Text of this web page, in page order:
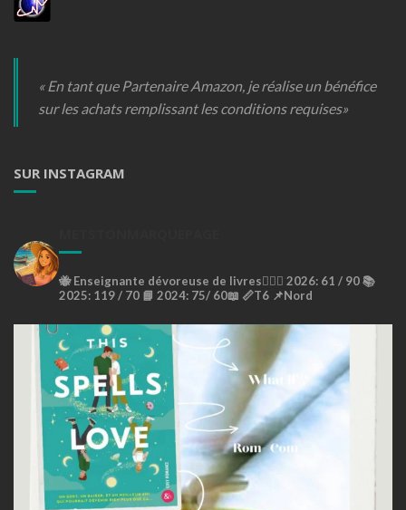
« En tant que Partenaire Amazon, je réalise un bénéfice
sur les achats remplissant les conditions requises»
SUR INSTAGRAM
🐝Enseignante dévoreuse de livres🙇🏼‍♀️ 2026: 61 / 90 📚
2025: 119 / 70 📘 2024: 75/ 60📖 📏T6 📌Nord